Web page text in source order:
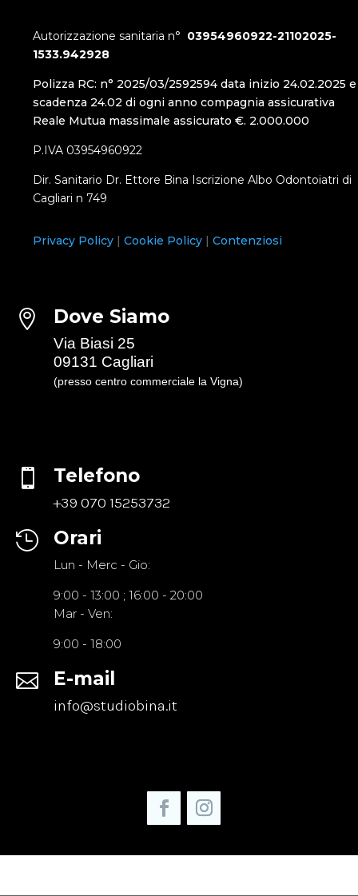
Autorizzazione sanitaria n° 03954960922-21102025-
1533.942928
Polizza RC: n° 2025/03/2592594 data inizio 24.02.2025 e
scadenza 24.02 di ogni anno compagnia assicurativa
Reale Mutua massimale assicurato €. 2.000.000
P.IVA 03954960922
Dir. Sanitario Dr. Ettore Bina Iscrizione Albo Odontoiatri di
Cagliari n 749
Privacy Policy |Cookie Policy | Contenziosi
 Dove Siamo
Via Biasi 25
09131 Cagliari
(presso centro commerciale la Vigna)
 Telefono
+39 070 15253732
 Orari
Lun - Merc - Gio:
9:00 - 13:00 ; 16:00 - 20:00
Mar - Ven:
9:00 - 18:00
 E-mail
info@studiobina.it